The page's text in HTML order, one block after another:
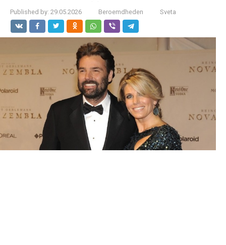
Published by: 29.05.2026 Beroemdheden Sveta